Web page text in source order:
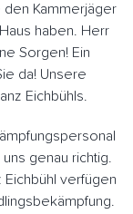
den Kammerjäger
haben. Herr
Sorgen! Ein
da! Unsere
Eichbühls.
genau richtig.
Eichbühl verfügen